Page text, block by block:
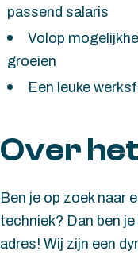
passend salaris
Volop
groeien
Een leuke
Over
Ben je op zoek naar
techniek? Dan ben
adres! Wij zijn een